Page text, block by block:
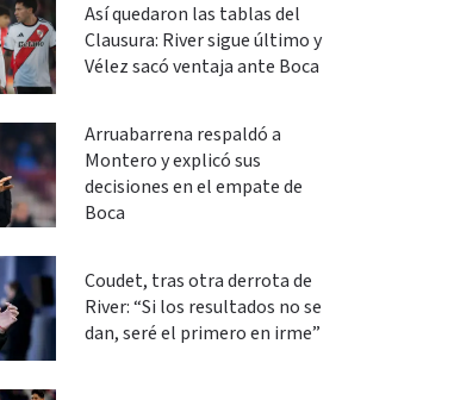
Así quedaron las tablas del
Clausura: River sigue último y
Vélez sacó ventaja ante Boca
Arruabarrena respaldó a
Montero y explicó sus
decisiones en el empate de
Boca
Coudet, tras otra derrota de
River: “Si los resultados no se
dan, seré el primero en irme”